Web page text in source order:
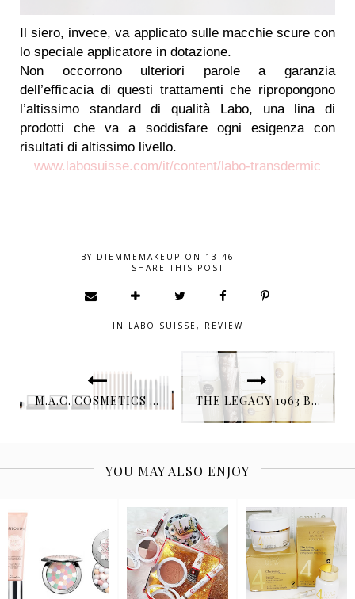
Il siero, invece, va applicato sulle macchie scure con
lo speciale applicatore in dotazione.
Non occorrono ulteriori parole a garanzia
dell’efficacia di questi trattamenti che ripropongono
l’altissimo standard di qualità Labo, una lina di
prodotti che va a soddisfare ogni esigenza con
risultati di altissimo livello.
www.labosuisse.com/it/content/labo-transdermic
BY DIEMMEMAKEUP ON 13:46
SHARE THIS POST
IN LABO SUISSE , REVIEW
M.A.C. COSMETICS - BROWS ARE IT! THE LEGACY 1963 BY BJORN AXÉN.
YOU MAY ALSO ENJOY